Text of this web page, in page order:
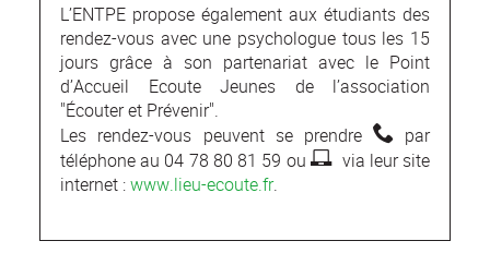
L’ENTPE propose également aux étudiants des
rendez-vous avec une psychologue tous les 15
jours grâce à son partenariat avec le Point
d’Accueil Ecoute Jeunes de l’association
"Écouter et Prévenir".
Les rendez-vous peuvent se prendre
par
téléphone au 04 78 80 81 59 ou
via leur site
internet :www.lieu-ecoute.fr.